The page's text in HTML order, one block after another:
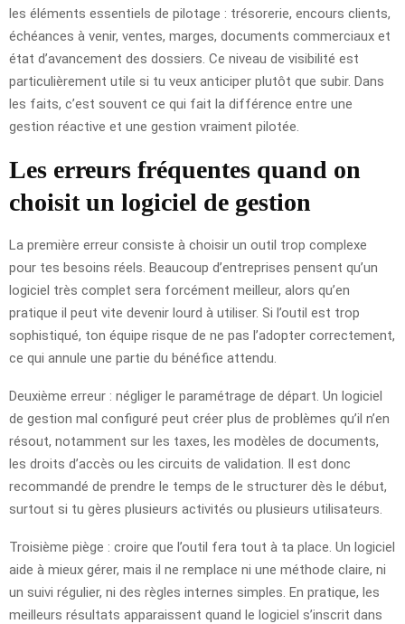
les éléments essentiels de pilotage : trésorerie, encours clients,
échéances à venir, ventes, marges, documents commerciaux et
état d’avancement des dossiers. Ce niveau de visibilité est
particulièrement utile si tu veux anticiper plutôt que subir. Dans
les faits, c’est souvent ce qui fait la différence entre une
gestion réactive et une gestion vraiment pilotée.
Les erreurs fréquentes quand on
choisit un logiciel de gestion
La première erreur consiste à choisir un outil trop complexe
pour tes besoins réels. Beaucoup d’entreprises pensent qu’un
logiciel très complet sera forcément meilleur, alors qu’en
pratique il peut vite devenir lourd à utiliser. Si l’outil est trop
sophistiqué, ton équipe risque de ne pas l’adopter correctement,
ce qui annule une partie du bénéfice attendu.
Deuxième erreur : négliger le paramétrage de départ. Un logiciel
de gestion mal configuré peut créer plus de problèmes qu’il n’en
résout, notamment sur les taxes, les modèles de documents,
les droits d’accès ou les circuits de validation. Il est donc
recommandé de prendre le temps de le structurer dès le début,
surtout si tu gères plusieurs activités ou plusieurs utilisateurs.
Troisième piège : croire que l’outil fera tout à ta place. Un logiciel
aide à mieux gérer, mais il ne remplace ni une méthode claire, ni
un suivi régulier, ni des règles internes simples. En pratique, les
meilleurs résultats apparaissent quand le logiciel s’inscrit dans